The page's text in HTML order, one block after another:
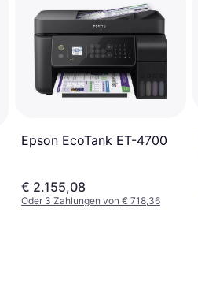
Epson EcoTank ET-4700
€ 2.155,08
Oder 3 Zahlungen von € 718,36